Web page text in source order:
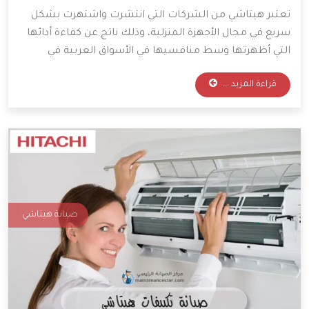
تعتبر هيتاشي من الشركات التي انتشرت واشتهرت بشكل
سريع في مجال الأجهزة المنزلية، وذلك ناتج عن كفاءة أدائها
التي أظهرتها وسط منافسيها في الأسواق العربية في
الشرق الأوسط، لهذا سنضيف لمعلوماتكم بعض النقاط
الخاصة بأعمال صيانة أجهزة ثلاجات هيتاشي، فتابعوا معنا
قراءة المزيد ...
صيانة هيتاشي